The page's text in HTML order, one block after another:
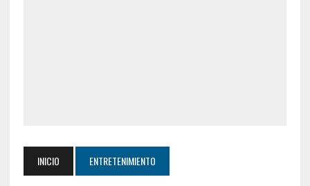
INICIO ENTRETENIMIENTO